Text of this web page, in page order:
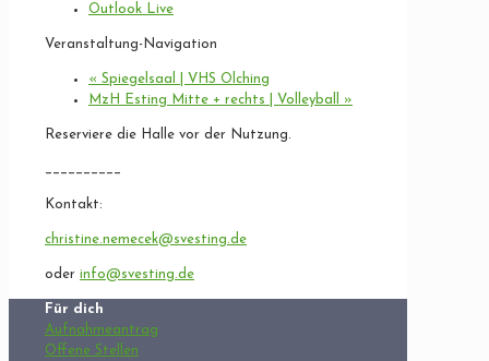
Outlook Live
Veranstaltung-Navigation
« Spiegelsaal | VHS Olching
MzH Esting Mitte + rechts | Volleyball »
Reserviere die Halle vor der Nutzung.
__________
Kontakt:
christine.nemecek@svesting.de
oder info@svesting.de
Für dich
Aufnahmeantrag
Offene Stellen